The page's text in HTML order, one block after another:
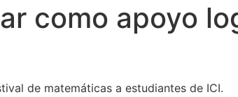
como apoyo
de matemáticas a estudiantes de ICI.